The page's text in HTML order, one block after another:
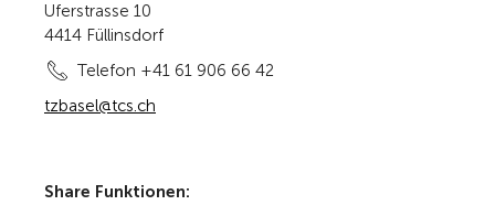
Uferstrasse 10
4414 Füllinsdorf
Telefon +41 61 906 66 42
tzbasel@tcs.ch
Share Funktionen: